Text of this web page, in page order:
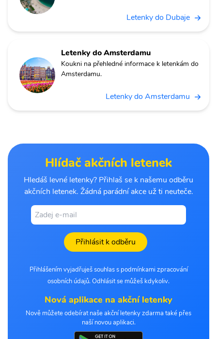
Letenky do Dubaje
Letenky do Amsterdamu
Koukni na přehledné informace k letenkám do
Amsterdamu.
Letenky do Amsterdamu
Hlídač akčních letenek
Hledáš levné letenky? Přihlaš se k našemu odběru
akčních letenek. Žádná parádní akce už ti neuteče.
Přihlásit k odběru
Přihlášením vyjadřuješ souhlas s podmínkami zpracování
osobních údajů. Odhlásit se můžeš kdykoliv.
Nová aplikace na akční letenky
Nově můžete odebírat naše akční letenky zdarma také přes
naší novou aplikaci.